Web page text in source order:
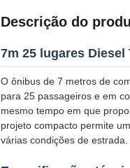
Descrição do
7m 25 lugares
O ônibus de 7 metros de
para 25 passageiros e em
mesmo tempo em que
projeto compacto permite
várias condições de estrada.